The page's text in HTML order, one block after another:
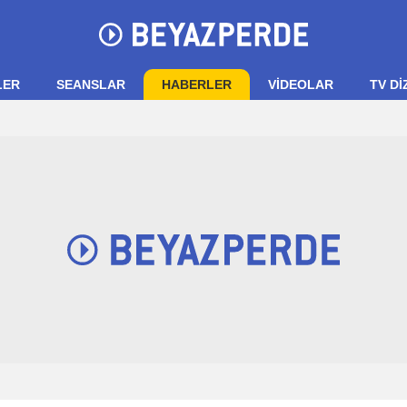
SEANSLAR HABERLER VIDEOLAR TV